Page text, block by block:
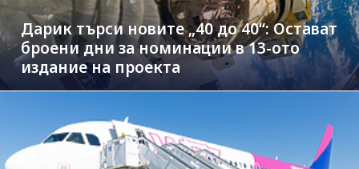
Дарик търси новите „40 до 40“: Остават
броени дни за номинации в 13-ото
издание на проекта